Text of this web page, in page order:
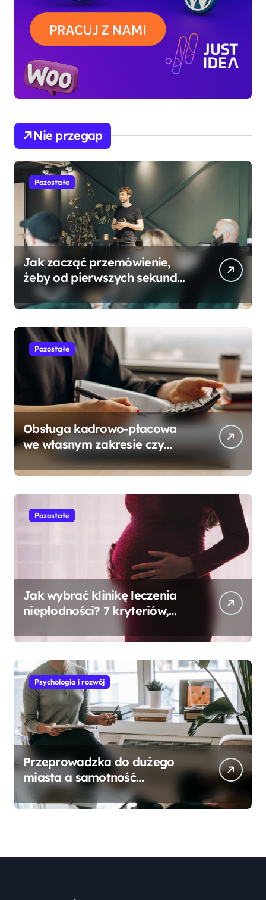
Nie przegap
Pozostałe
Jak zacząć przemówienie,
żeby od pierwszych sekund
przyciągnąć uwagę
słuchaczy?
Pozostałe
Obsługa kadrowo-płacowa
we własnym zakresie czy
outsourcing? – doradzamy
Pozostałe
Jak wybrać klinikę leczenia
niepłodności? 7 kryteriów,
znaczenie
Psychologia i rozwój
Przeprowadzka do dużego
miasta a samotność
dorosłych – kiedy warto
poszukać wsparcia?